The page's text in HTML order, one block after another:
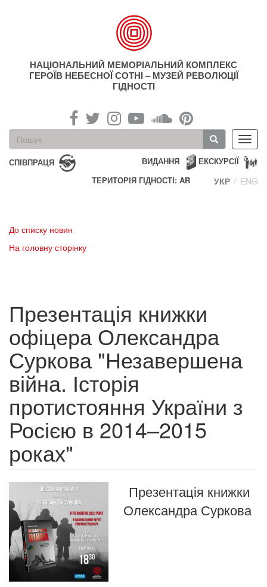
НАЦІОНАЛЬНИЙ МЕМОРІАЛЬНИЙ КОМПЛЕКС
ГЕРОЇВ НЕБЕСНОЇ СОТНІ – МУЗЕЙ РЕВОЛЮЦІЇ
ГІДНОСТІ
Пошукова
форма
Пошук
СПІВПРАЦЯ ЕКСКУРСІЇ
ВИДАННЯ
ТЕРИТОРІЯ ГІДНОСТІ: AR
УКР ENG
До списку новин
На головну сторінку
Презентація книжки
офіцера Олександра
Суркова "Незавершена
війна. Історія
протистояння України з
Росією в 2014–2015
роках"
Презентація книжки
Олександра Суркова